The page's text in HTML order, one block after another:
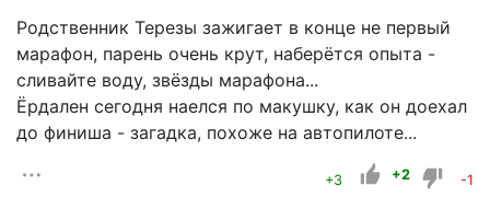
Родственник Терезы зажигает в конце не первый
марафон, парень очень крут, наберётся опыта -
сливайте воду, звёзды марафона...
Ёрдален сегодня наелся по макушку, как он доехал
до финиша - загадка, похоже на автопилоте...
+3 +2 -1